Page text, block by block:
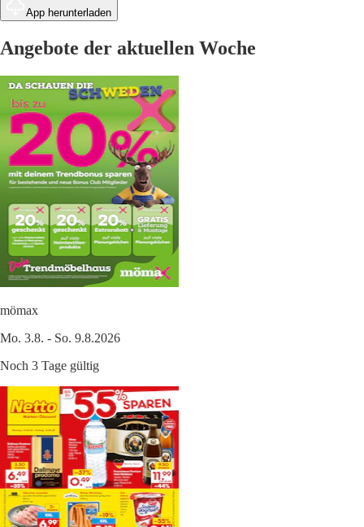
App herunterladen
Angebote der aktuellen Woche
mömax
Mo. 3.8. - So. 9.8.2026
Noch 3 Tage gültig